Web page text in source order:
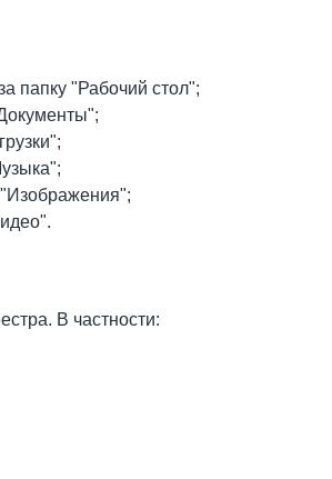
папку "Рабочий стол";
В частности: